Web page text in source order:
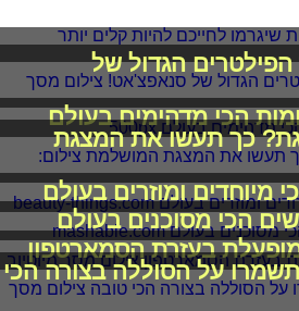
הגדול של
כך תעשו את המצגת
בעזרת הסמארטפון
על הסוללה בצורה הכי